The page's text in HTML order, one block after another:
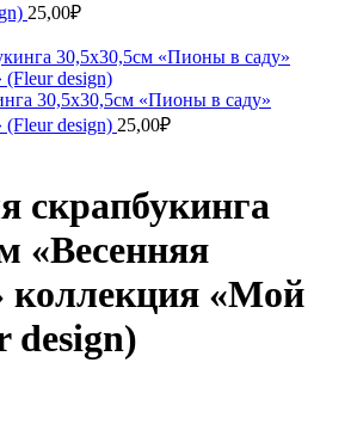
25,00₽
30,5х30,5см «Пионы в саду»
design) 25,00₽
скрапбукинга
«Весенняя
коллекция «Мой
design)